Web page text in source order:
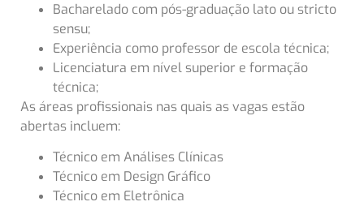
Bacharelado com pós-graduação lato ou stricto
sensu;
Experiência como professor de escola técnica;
Licenciatura em nível superior e formação
técnica;
As áreas profissionais nas quais as vagas estão
abertas incluem:
Técnico em Análises Clínicas
Técnico em Design Gráfico
Técnico em Eletrônica